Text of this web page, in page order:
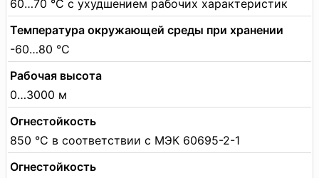
60…70 °C с ухудшением рабочих характеристик
Температура окружающей среды при хранении
-60…80 °C
Рабочая высота
0…3000 м
Огнестойкость
850 °C в соответствии с МЭК 60695-2-1
Огнестойкость